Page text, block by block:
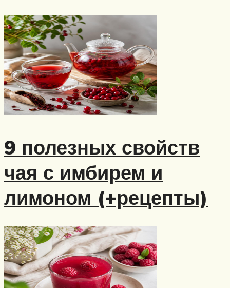
9 полезных свойств
чая с имбирем и
лимоном (+рецепты)